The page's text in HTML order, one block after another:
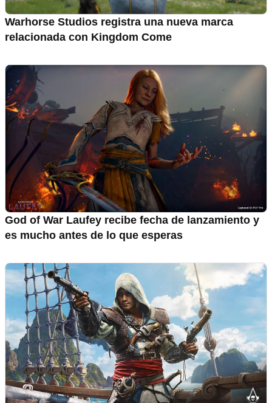
Warhorse Studios registra una nueva marca
relacionada con Kingdom Come
God of War Laufey recibe fecha de lanzamiento y
es mucho antes de lo que esperas